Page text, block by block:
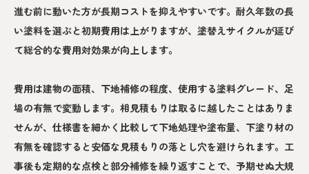
進む前に動いた方が長期コストを抑えやすいです。耐久年数の長
い塗料を選ぶと初期費用は上がりますが、塗替えサイクルが延び
て総合的な費用対効果が向上します。
費用は建物の面積、下地補修の程度、使用する塗料グレード、足
場の有無で変動します。相見積もりは取るに越したことはありま
せんが、仕様書を細かく比較して下地処理や塗布量、下塗り材の
有無を確認すると安価な見積もりの落とし穴を避けられます。工
事後も定期的な点検と部分補修を繰り返すことで、予期せぬ大規